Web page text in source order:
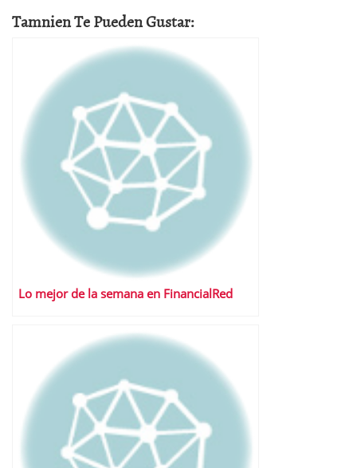
Tamnien Te Pueden Gustar:
Lo mejor de la semana en FinancialRed